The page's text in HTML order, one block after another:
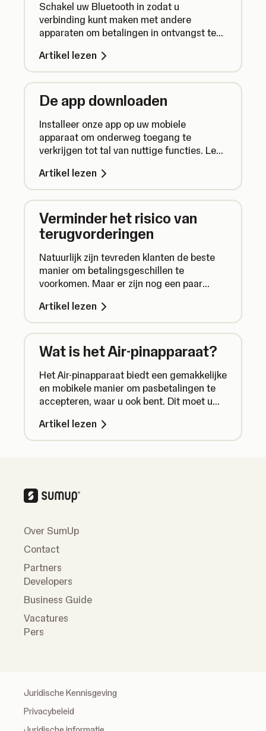
Schakel uw Bluetooth in zodat u
verbinding kunt maken met andere
apparaten om betalingen in ontvangst te
Artikel lezen
De app downloaden
Installeer onze app op uw mobiele
apparaat om onderweg toegang te
verkrijgen tot tal van nuttige functies. Lees
downloaden.
Artikel lezen
Verminder het risico van
terugvorderingen
Natuurlijk zijn tevreden klanten de beste
manier om betalingsgeschillen te
voorkomen. Maar er zijn nog een paar
betalingen in ontvangst te nemen.
Artikel lezen
Wat is het Air-pinapparaat?
Het Air-pinapparaat biedt een gemakkelijke
en mobikele manier om pasbetalingen te
accepteren, waar u ook bent. Dit moet u
Artikel lezen
Over SumUp
Contact
Partners
Developers
Business Guide
Vacatures
Pers
Juridische Kennisgeving
Privacybeleid